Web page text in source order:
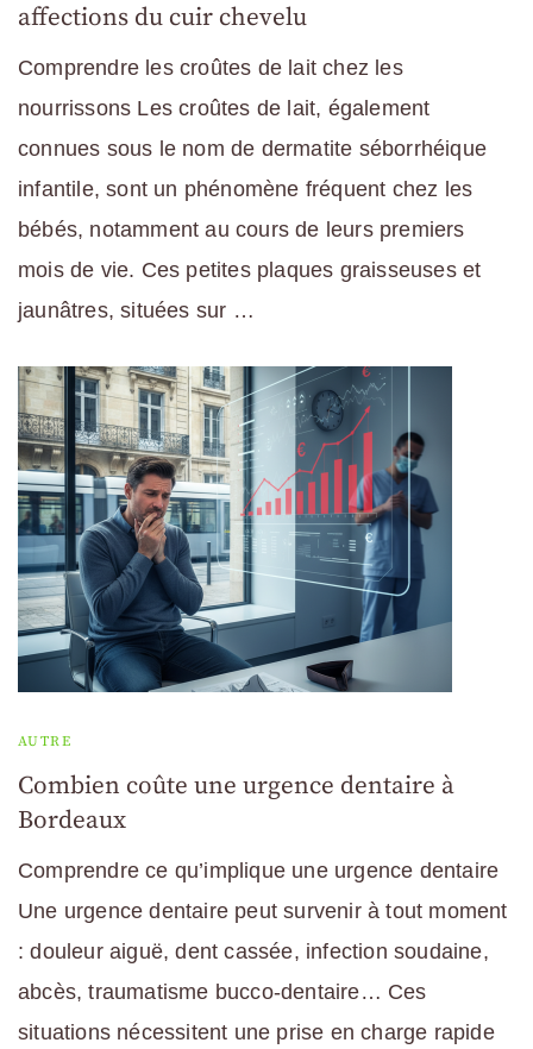
affections du cuir chevelu
Comprendre les croûtes de lait chez les
nourrissons Les croûtes de lait, également
connues sous le nom de dermatite séborrhéique
infantile, sont un phénomène fréquent chez les
bébés, notamment au cours de leurs premiers
mois de vie. Ces petites plaques graisseuses et
jaunâtres, situées sur …
AUTRE
Combien coûte une urgence dentaire à
Bordeaux
Comprendre ce qu’implique une urgence dentaire
Une urgence dentaire peut survenir à tout moment
: douleur aiguë, dent cassée, infection soudaine,
abcès, traumatisme bucco-dentaire… Ces
situations nécessitent une prise en charge rapide